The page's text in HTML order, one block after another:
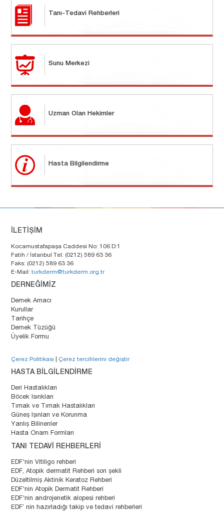
Tanı-Tedavi Rehberleri
Sunu Merkezi
Uzman Olan Hekimler
Hasta Bilgilendirme
İLETİŞİM
Kocamustafapaşa Caddesi No: 106 D:1
Fatih / İstanbul Tel: (0212) 589 63 36
Faks: (0212) 589 63 36
E-Mail:turkderm@turkderm.org.tr
DERNEĞİMİZ
Dernek Amacı
Kurullar
Tarihçe
Dernek Tüzüğü
Üyelik Formu
Çerez Politikası Çerez tercihlerini değiştir
HASTA BİLGİLENDİRME
Deri Hastalıkları
Böcek Isırıkları
Tırnak ve Tırnak Hastalıkları
Güneş Işınları ve Korunma
Yanlış Bilinenler
Hasta Onam Formları
TANI TEDAVİ REHBERLERİ
EDF'nin Vitiligo rehberi
EDF, Atopik dermatit Rehberi son şekli
Düzeltilmiş Aktinik Keratoz Rehberi
EDF'nin Atopik Dermatit Rehberi
EDF'nin androjenetik alopesi rehberi
EDF’ nin hazırladığı takip ve tedavi rehberleri